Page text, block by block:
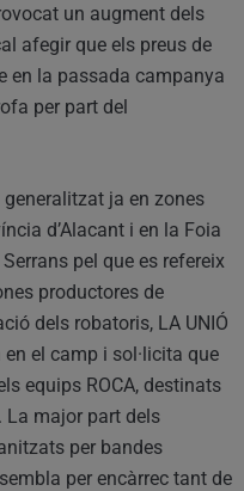
un augment dels
afegir que els preus de
en la passada campanya
per part del
generalitzat ja en zones
d’Alacant i en la Foia
pel que es refereix
productores de
dels robatoris, LA UNIÓ
el camp i sol·licita que
equips ROCA, destinats
La major part dels
per bandes
per encàrrec tant de